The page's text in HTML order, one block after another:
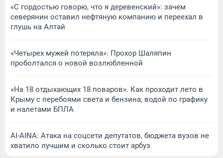
«С гордостью говорю, что я деревенский»: зачем
северянин оставил нефтяную компанию и переехал в
глушь на Алтай
«Четырех мужей потеряла»: Прохор Шаляпин
проболтался о новой возлюбленной
«На 18 отдыхающих 18 поваров». Как проходит лето в
Крыму с перебоями света и бензина, водой по графику
и налетами БПЛА
AI-AINA: Атака на соцсети депутатов, бюджета вузов не
хватило лучшим и сколько стоит арбуз